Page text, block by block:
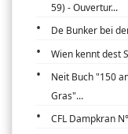
59) - Ouvertur...
De Bunker bei
Wien kennt dest
Neit Buch "150
Gras"...
CFL Dampkran